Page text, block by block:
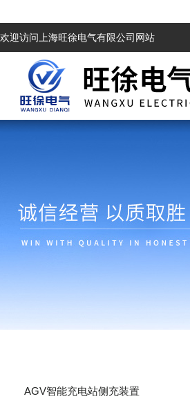
欢迎访问上海旺徐电气有限公司网站
AGV智能充电站侧充装置